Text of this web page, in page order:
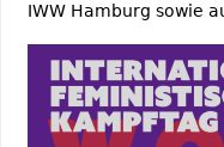
IWW Hamburg sowie